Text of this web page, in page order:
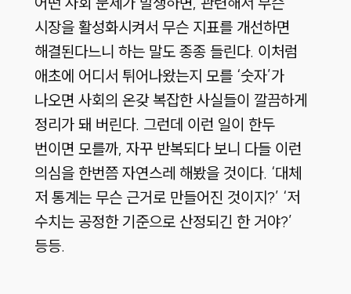
시장을 활성화시켜서 무슨 지표를 개선하면
해결된다느니 하는 말도 종종 들린다. 이처럼
애초에 어디서 튀어나왔는지 모를 ‘숫자’가
나오면 사회의 온갖 복잡한 사실들이 깔끔하게
정리가 돼 버린다. 그런데 이런 일이 한두
번이면 모를까, 자꾸 반복되다 보니 다들 이런
의심을 한번쯤 자연스레 해봤을 것이다. ‘대체
저 통계는 무슨 근거로 만들어진 것이지?’ ‘저
수치는 공정한 기준으로 산정되긴 한 거야?’
등등.